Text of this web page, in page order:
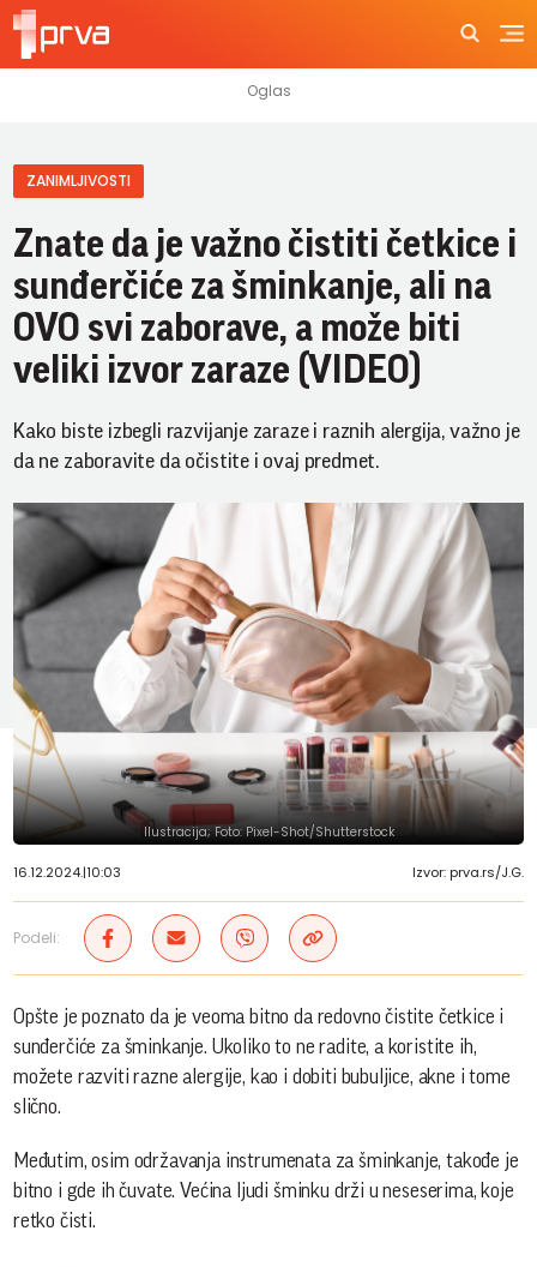
ZANIMLJIVOSTI
Znate da je važno čistiti četkice i
sunđerčiće za šminkanje, ali na
OVO svi zaborave, a može biti
veliki izvor zaraze (VIDEO)
Kako biste izbegli razvijanje zaraze i raznih alergija, važno je
da ne zaboravite da očistite i ovaj predmet.
Ilustracija; Foto: Pixel-Shot/Shutterstock
16.12.2024.|10:03 Izvor: prva.rs/J.G.
Podeli:
Opšte je poznato da je veoma bitno da redovno čistite četkice i
sunđerčiće za šminkanje. Ukoliko to ne radite, a koristite ih,
možete razviti razne alergije, kao i dobiti bubuljice, akne i tome
slično.
Međutim, osim održavanja instrumenata za šminkanje, takođe je
bitno i gde ih čuvate. Većina ljudi šminku drži u neseserima, koje
retko čisti.